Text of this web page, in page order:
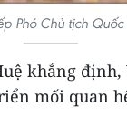
Phó Chủ tịch
khẳng
mối quan